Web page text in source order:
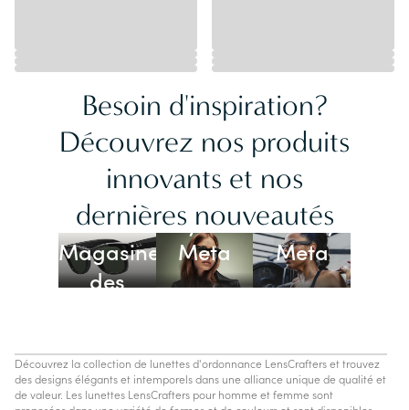
Besoin d'inspiration?
Découvrez nos produits
innovants et nos
dernières nouveautés
Magasiner
des
Ray-Ban
Meta
Lunettes
Oakley
Meta
Découvrez la collection de lunettes d'ordonnance LensCrafters et trouvez
des designs élégants et intemporels dans une alliance unique de qualité et
de valeur. Les lunettes LensCrafters pour homme et femme sont